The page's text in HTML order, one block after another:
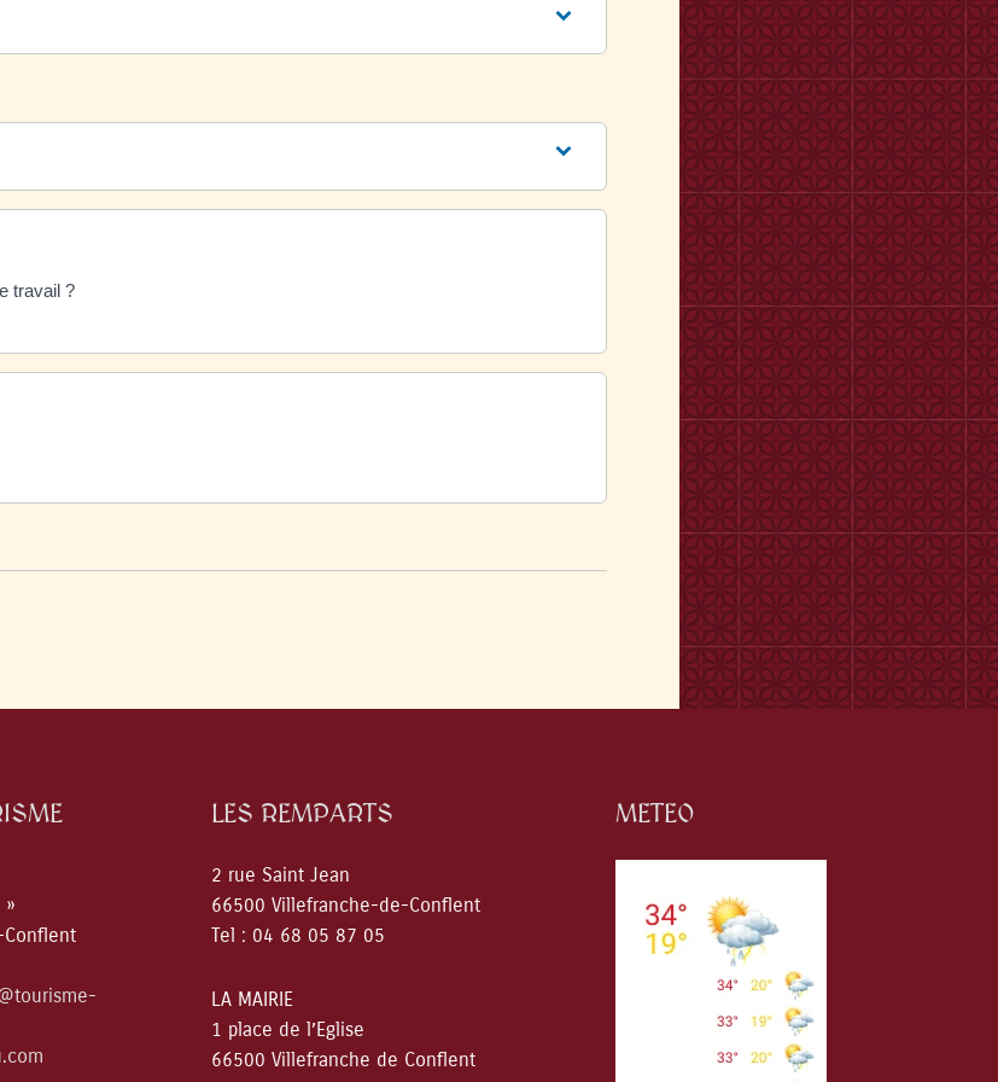
travail ?
»
LES REMPARTS
2 rue Saint Jean
66500 Villefranche-de-Conflent
Tel : 04 68 05 87 05
LA MAIRIE
1 place de l’Eglise
66500 Villefranche de Conflent
METEO